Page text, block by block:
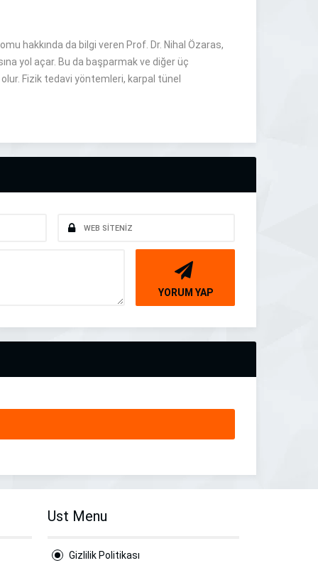
hakkında da bilgi veren Prof. Dr. Nihal Özaras,
yol açar. Bu da başparmak ve diğer üç
Fizik tedavi yöntemleri, karpal tünel
YORUM YAP
Ust Menu
Gizlilik Politikası